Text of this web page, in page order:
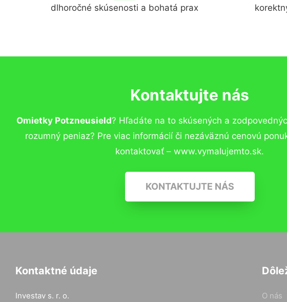
dlhoročné skúsenosti a bohatá prax
Kontaktujte nás
Omietky Potzneusield? Hľadáte na to skúsených a
rozumný peniaz? Pre viac informácií či nezáväznú cenovú
kontaktovať – www.vymalujemto.sk.
KONTAKTUJTE NÁS
Kontaktné údaje
Investav s. r. o. O nás